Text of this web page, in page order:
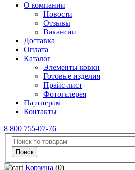
О компании
Новости
Отзывы
Вакансии
Доставка
Оплата
Каталог
Элементы ковки
Готовые изделия
Прайс-лист
Фотогалерея
Партнерам
Контакты
8 800 755-07-76
Корзина (0)